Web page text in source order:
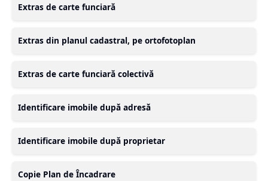
Extras de carte funciară
Extras din planul cadastral, pe ortofotoplan
Extras de carte funciară colectivă
Identificare imobile după adresă
Identificare imobile după proprietar
Copie Plan de Încadrare